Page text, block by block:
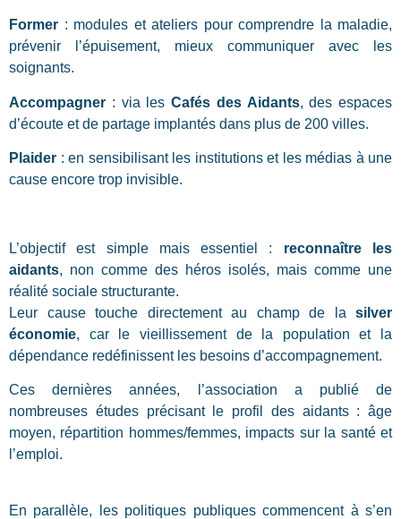
Former : modules et ateliers pour comprendre la maladie,
prévenir l’épuisement, mieux communiquer avec les
soignants.
Accompagner : via les Cafés des Aidants, des espaces
d’écoute et de partage implantés dans plus de 200 villes.
Plaider : en sensibilisant les institutions et les médias à une
cause encore trop invisible.
L’objectif est simple mais essentiel : reconnaître les
aidants, non comme des héros isolés, mais comme une
réalité sociale structurante.
Leur cause touche directement au champ de la silver
économie, car le vieillissement de la population et la
dépendance redéfinissent les besoins d’accompagnement.
Ces dernières années, l’association a publié de
nombreuses études précisant le profil des aidants : âge
moyen, répartition hommes/femmes, impacts sur la santé et
l’emploi.
En parallèle, les politiques publiques commencent à s’en